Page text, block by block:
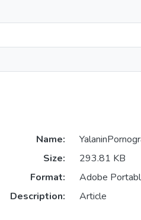
Name:
Size:
293.81 KB
Format:
Adobe
Description:
Article